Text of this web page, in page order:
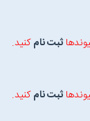
ثبت نامکنید.
ثبت نامکنید.